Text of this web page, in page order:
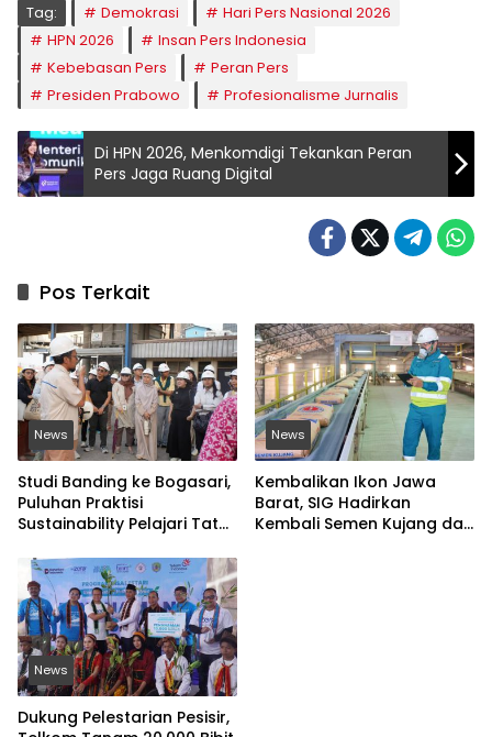
Tag: Demokrasi
Hari Pers Nasional 2026
HPN 2026
Insan Pers Indonesia
Kebebasan Pers
Peran Pers
Presiden Prabowo
Profesionalisme Jurnalis
Di HPN 2026, Menkomdigi Tekankan Peran
Pers Jaga Ruang Digital
Pos Terkait
News
Studi Banding ke Bogasari,
Puluhan Praktisi
Sustainability Pelajari Tata
Berkelanjutan
News
Kembalikan Ikon Jawa
Barat, SIG Hadirkan
Kembali Semen Kujang dan
News
Dukung Pelestarian Pesisir,